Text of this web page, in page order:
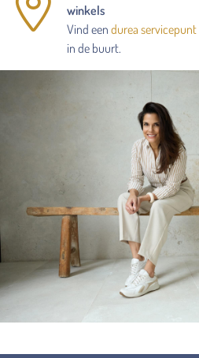
winkels
Vind een durea servicepunt
in de buurt.